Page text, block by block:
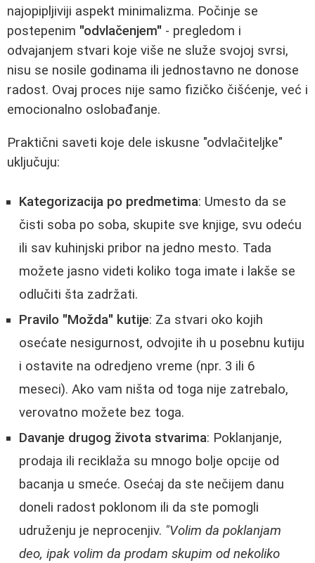
najopipljiviji aspekt minimalizma. Počinje se
postepenim "odvlačenjem" - pregledom i
odvajanjem stvari koje više ne služe svojoj svrsi,
nisu se nosile godinama ili jednostavno ne donose
radost. Ovaj proces nije samo fizičko čišćenje, već i
emocionalno oslobađanje.
Praktični saveti koje dele iskusne "odvlačiteljke"
uključuju:
Kategorizacija po predmetima: Umesto da se
čisti soba po soba, skupite sve knjige, svu odeću
ili sav kuhinjski pribor na jedno mesto. Tada
možete jasno videti koliko toga imate i lakše se
odlučiti šta zadržati.
Pravilo "Možda" kutije: Za stvari oko kojih
osećate nesigurnost, odvojite ih u posebnu kutiju
i ostavite na odredjeno vreme (npr. 3 ili 6
meseci). Ako vam ništa od toga nije zatrebalo,
verovatno možete bez toga.
Davanje drugog života stvarima: Poklanjanje,
prodaja ili reciklaža su mnogo bolje opcije od
bacanja u smeće. Osećaj da ste nečijem danu
doneli radost poklonom ili da ste pomogli
udruženju je neprocenjiv. "Volim da poklanjam
deo, ipak volim da prodam skupim od nekoliko